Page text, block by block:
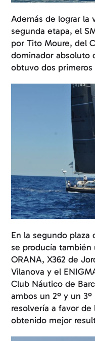
Además de lograr la
segunda etapa, el
por Tito Moure, del
dominador absoluto
obtuvo dos
En la segundo
se producía
ORANA, X362 de
Vilanova y el
Club Náutico de
ambos un 2º y un
resolvería a favor
obtenido mejor